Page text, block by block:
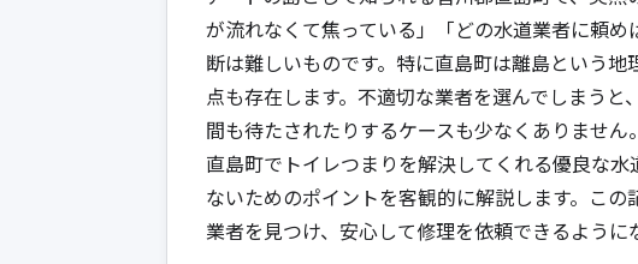
が流れなくて焦っている」「どの水道業者に頼
断は難しいものです。特に直島町は離島という
点も存在します。不適切な業者を選んでしまう
間も待たされたりするケースも少なくありません
直島町でトイレつまりを解決してくれる優良な
ないためのポイントを客観的に解説します。こ
業者を見つけ、安心して修理を依頼できるように